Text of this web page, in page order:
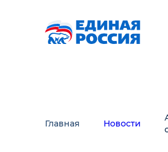
Главная Новости